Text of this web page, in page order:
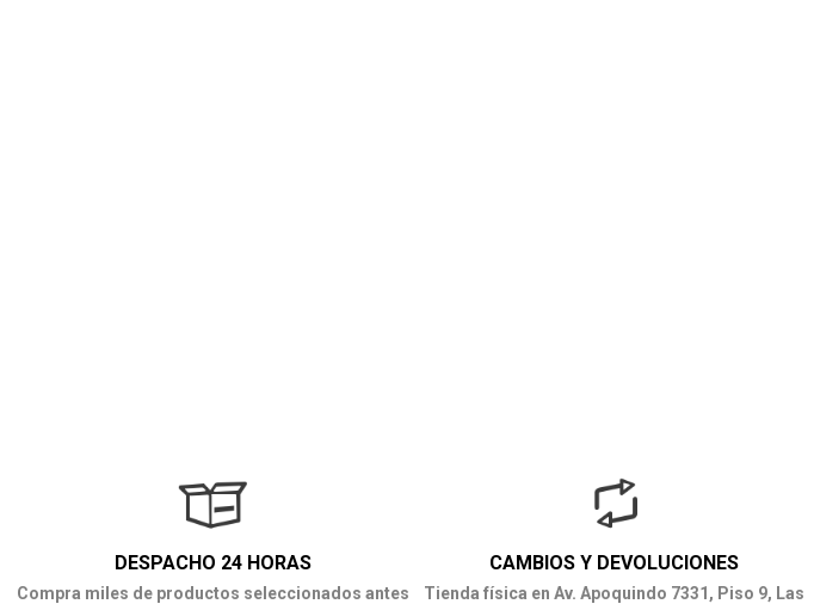
DESPACHO 24 HORAS
Compra miles de productos seleccionados antes
CAMBIOS Y DEVOLUCIONES
Tienda física en Av. Apoquindo 7331, Piso 9, Las